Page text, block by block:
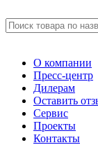
О компании
Пресс-центр
Дилерам
Оставить
Сервис
Проекты
Контакты